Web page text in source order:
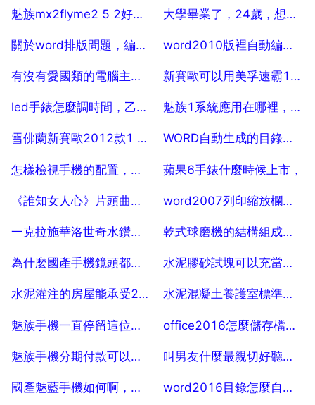
2025-07-28 2025-07-28
魅族mx2flyme2 5 2好不好用
2025-07-28
大學畢業了，24歲，想回去復讀 可以嗎
2025-07-28
關於word排版問題，編號10之後的製表符怎麼刪不掉
2025-07-28
word2010版裡自動編號並生成標題時，標題自動刷出很多省略號
2025-07-28
有沒有愛國類的電腦主題和電腦桌面桌布啊
2025-07-28
新賽歐可以用美孚速霸1000嗎
2025-07-28
led手錶怎麼調時間，乙個鍵的led手錶怎麼調時間
2025-07-28
魅族1系統應用在哪裡，魅族的自帶應用市場是哪乙個軟體？
2025-07-28
雪佛蘭新賽歐2012款1 4的3擋30邁4擋40邁嘬車是什麼故障
2025-07-28
WORD自動生成的目錄中頁碼大小怎麼修改
2025-07-28
怎樣檢視手機的配置，是否原裝機
2025-07-28
蘋果6手錶什麼時候上市，
2025-07-28
《誰知女人心》片頭曲，《誰知女人心》主題曲叫什麼
2025-07-28
word2007列印縮放欄灰色，點不了。
2025-07-28
一克拉施華洛世奇水鑽價格
2025-07-28
乾式球磨機的結構組成，間歇球磨機的結構與分類
2025-07-28
為什麼國產手機鏡頭都是日本索尼的
2025-07-28
水泥膠砂試塊可以充當壓漿試塊送檢
2025-07-28
水泥灌注的房屋能承受200年嗎
2025-07-28
水泥混凝土養護室標準溫溼度是多少
2025-07-28
魅族手機一直停留這位置咋回事一直不動了
2025-07-28
office2016怎麼儲存檔案不包含個人資訊,任何人可修改呢
2025-07-28
魅族手機分期付款可以嗎，魅族手機可以分期付款嗎
2025-07-28
叫男友什麼最親切好聽，應該叫男朋友什麼比較親切呀？
2025-07-28
國產魅藍手機如何啊，魅族手機是國產手機嗎？ word2016目錄怎麼自動生成